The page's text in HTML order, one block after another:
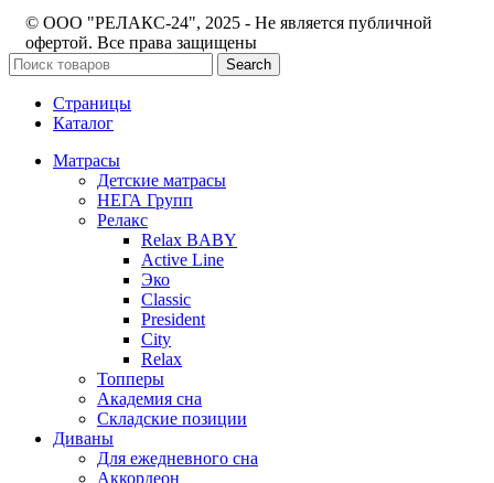
© ООО "РЕЛАКС-24", 2025 - Не является публичной
офертой. Все права защищены
Search
Страницы
Каталог
Матрасы
Детские матрасы
НЕГА Групп
Релакс
Relax BABY
Active Line
Эко
Classic
President
City
Relax
Топперы
Академия сна
Складские позиции
Диваны
Для ежедневного сна
Аккордеон